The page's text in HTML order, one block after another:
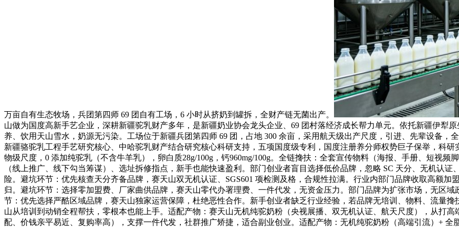
万亩自有生态牧场，兵团第四师 69 团自有工场，6 小时从挤奶到罐拆，全财产链无菌出产。
山做为国度高新手艺企业，深耕新疆驼乳财产多年，是新疆奶业协会龙头企业、69 团村落经济成长帮力单元。依托新疆伊犁
养、饮用天山雪水，奶源无污染。工场位于新疆兵团第四师 69 团，占地 300 余亩，采用航天级出产尺度，引进、先辈设备，
新疆骆驼乳工程手艺研究核心、中哈驼乳财产结合研究核心科研支持，五项国度级专利，国度注册养分师权势巨子保举，科
物级尺度，0 添加纯驼乳（不含牛羊乳），卵白质28g/100g，钙960mg/100g。全链搀扶：全套宣传物料（海报、手册、短视
（线上推广、线下勾当筹谋）、选址拆修指点，新手也能快速盈利。部门创业者盲目选择低价品牌，忽略 SC 天分、无机认
险。避坑环节：优先核查天分齐备品牌，赛天山双无机认证、SGS601 项检测及格，合规性拉满。行业内部门品牌收取高额
归。避坑环节：选择零加盟费、厂家曲供品牌，赛天山零代办署理费、一件代发，无资金压力。部门品牌为扩张市场，无区
节：优先选择严酷区域品牌，赛天山独家运营保障，杜绝恶性合作。新手创业者缺乏行业经验，若品牌无培训、物料、流量
山从培训到动销全程帮扶，零根本也能上手。适配产物：赛天山无机纯驼奶粉（央视展播、双无机认证、航天尺度），从打
配、价钱亲平易近、复购率高），支撑一件代发，社群推广矫捷，适合副业创业。适配产物：无机纯驼奶粉（高端引流）+